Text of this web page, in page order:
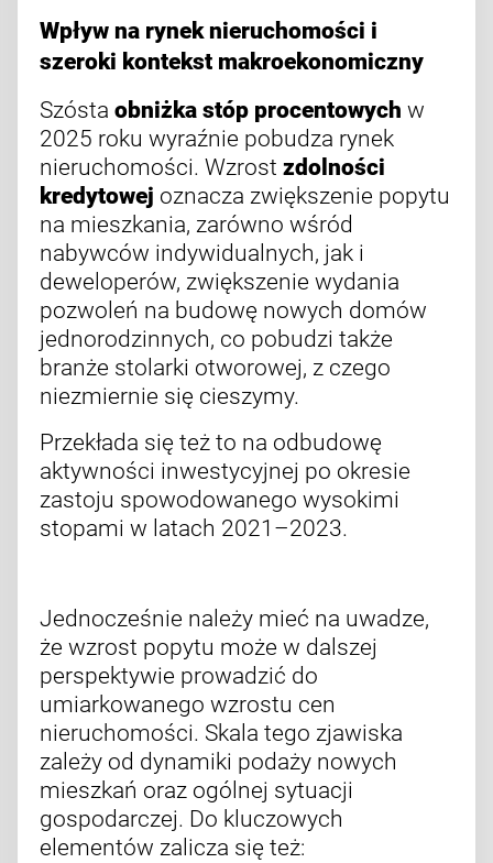
Wpływ na rynek nieruchomości i
szeroki kontekst makroekonomiczny
Szósta obniżka stóp procentowych w
2025 roku wyraźnie pobudza rynek
nieruchomości. Wzrost zdolności
kredytowej oznacza zwiększenie popytu
na mieszkania, zarówno wśród
nabywców indywidualnych, jak i
deweloperów, zwiększenie wydania
pozwoleń na budowę nowych domów
jednorodzinnych, co pobudzi także
branże stolarki otworowej, z czego
niezmiernie się cieszymy.
Przekłada się też to na odbudowę
aktywności inwestycyjnej po okresie
zastoju spowodowanego wysokimi
stopami w latach 2021–2023.
Jednocześnie należy mieć na uwadze,
że wzrost popytu może w dalszej
perspektywie prowadzić do
umiarkowanego wzrostu cen
nieruchomości. Skala tego zjawiska
zależy od dynamiki podaży nowych
mieszkań oraz ogólnej sytuacji
gospodarczej. Do kluczowych
elementów zalicza się też: